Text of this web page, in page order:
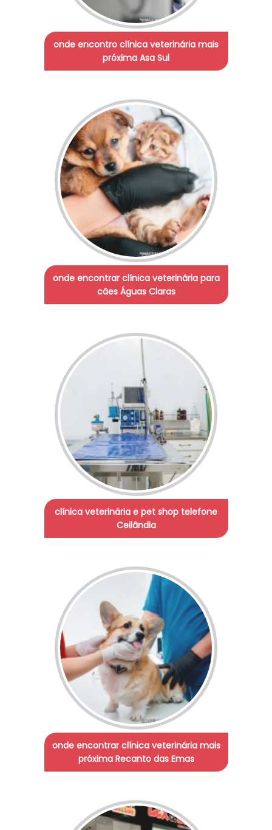
onde encontro clínica veterinária mais
próxima Asa Sul
onde encontrar clínica veterinária para
cães Águas Claras
clínica veterinária e pet shop telefone
Ceilândia
onde encontrar clínica veterinária mais
próxima Recanto das Emas